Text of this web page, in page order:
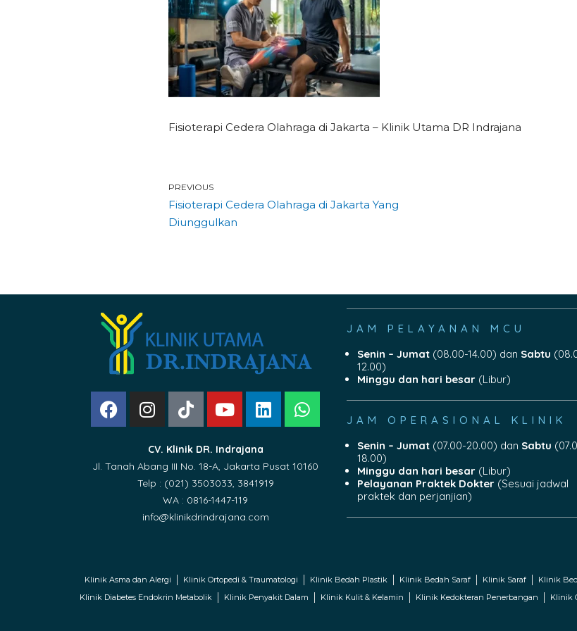
Fisioterapi Cedera Olahraga di Jakarta – Klinik Utama DR Indrajana
PREVIOUS
Fisioterapi Cedera Olahraga di Jakarta Yang
Diunggulkan
CV. Klinik DR. Indrajana
Jl. Tanah Abang III No. 18-A, Jakarta Pusat 10160
Telp : (021) 3503033, 3841919
WA : 0816-1447-119
info@klinikdrindrajana.com
JAM PELAYANAN MCU
Senin – Jumat(08.00-14.00) dan Sabtu
12.00)
Minggu dan hari besar(Libur)
JAM OPERASIONAL KLINIK
Senin – Jumat(07.00-20.00) dan Sabtu
18.00)
Minggu dan hari besar(Libur)
Pelayanan Praktek Dokter(Sesuai jadwal
praktek dan perjanjian)
Klinik Asma dan Alergi Klinik Ortopedi & Traumatologi Klinik Bedah Plastik Klinik Bedah Saraf Klinik Saraf Klinik
Klinik Diabetes Endokrin Metabolik
Klinik Penyakit Dalam Klinik Kulit & Kelamin Klinik Kedokteran Penerbangan Klinik